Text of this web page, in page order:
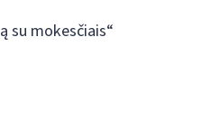
su mokesčiais“